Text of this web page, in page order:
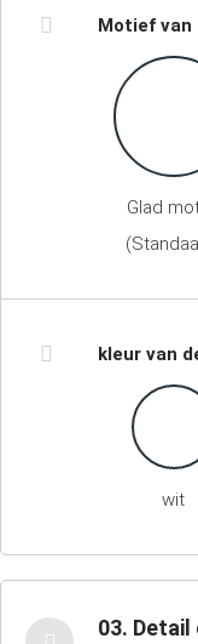
Motief van
Glad
kleur van
wit
03.